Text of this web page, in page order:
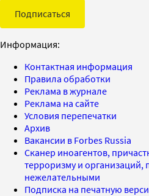
Подписаться
Информация:
Контактная информация
Правила обработки
Реклама в журнале
Реклама на сайте
Условия перепечатки
Архив
Вакансии в Forbes Russia
Сканер иноагентов,
терроризму и организаций,
нежелательными
Подписка на печатную